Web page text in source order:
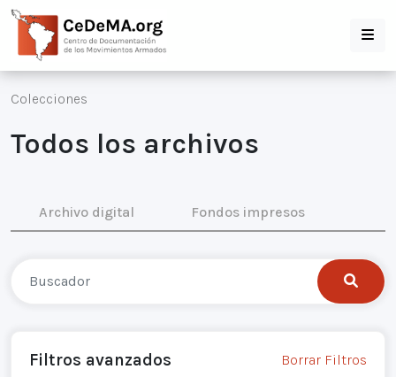
Colecciones
Todos los archivos
Archivo digital Fondos impresos
Filtros avanzados Borrar Filtros